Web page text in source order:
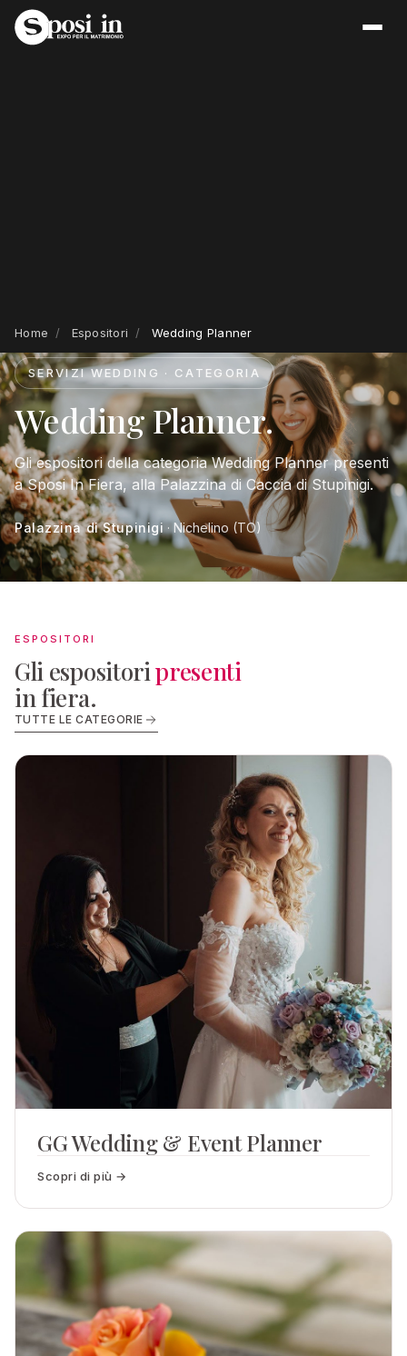
Home / Espositori / Wedding Planner
SERVIZI WEDDING · CATEGORIA
Wedding Planner.
Gli espositori della categoria Wedding Planner presenti
a Sposi In Fiera, alla Palazzina di Caccia di Stupinigi.
Palazzina di Stupinigi· Nichelino (TO)
ESPOSITORI
Gli espositoripresenti
in fiera.
TUTTE LE CATEGORIE
GG Wedding & Event Planner
Scopri di più →